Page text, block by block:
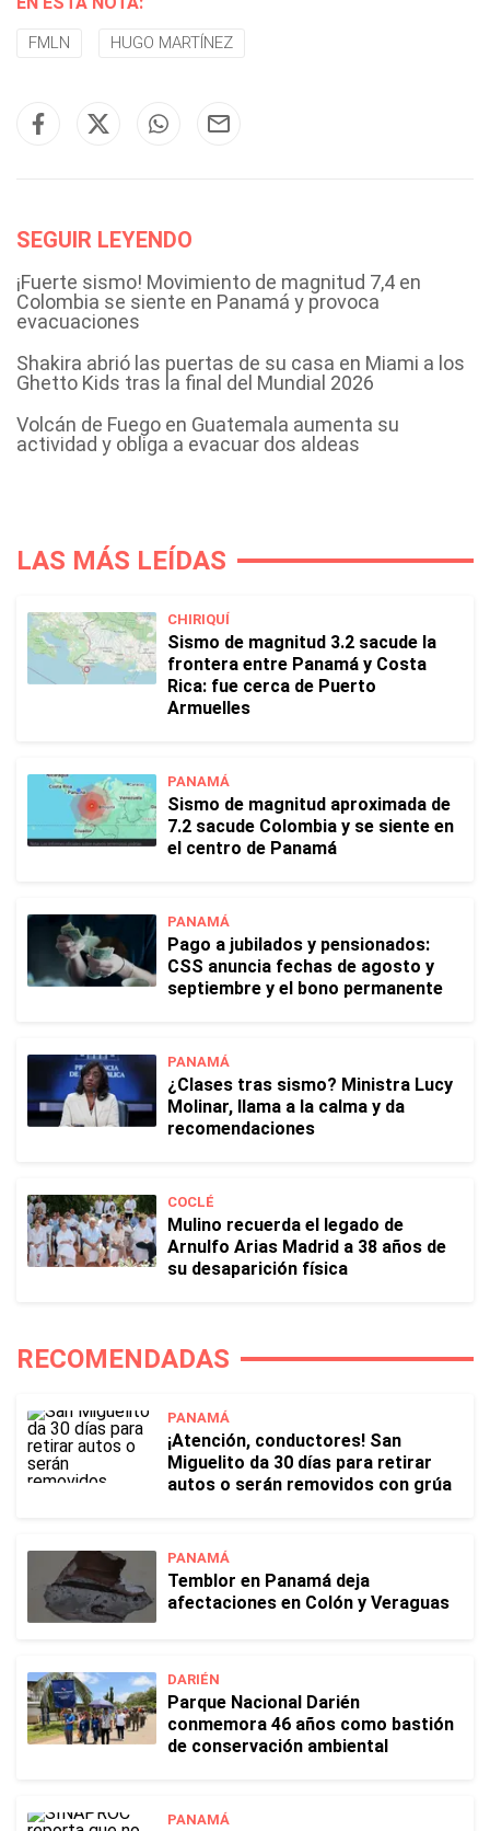
FMLN HUGO MARTÍNEZ
SEGUIR LEYENDO
¡Fuerte sismo! Movimiento de magnitud 7,4 en
Colombia se siente en Panamá y provoca
evacuaciones
Shakira abrió las puertas de su casa en Miami a los
Ghetto Kids tras la final del Mundial 2026
Volcán de Fuego en Guatemala aumenta su
actividad y obliga a evacuar dos aldeas
LAS MÁS LEÍDAS
CHIRIQUÍ
Sismo de magnitud 3.2 sacude la
frontera entre Panamá y Costa
Rica: fue cerca de Puerto
Armuelles
PANAMÁ
Sismo de magnitud aproximada de
7.2 sacude Colombia y se siente en
el centro de Panamá
PANAMÁ
Pago a jubilados y pensionados:
CSS anuncia fechas de agosto y
septiembre y el bono permanente
PANAMÁ
¿Clases tras sismo? Ministra Lucy
Molinar, llama a la calma y da
recomendaciones
COCLÉ
Mulino recuerda el legado de
Arnulfo Arias Madrid a 38 años de
su desaparición física
RECOMENDADAS
PANAMÁ
¡Atención, conductores! San
Miguelito da 30 días para retirar
autos o serán removidos con grúa
PANAMÁ
Temblor en Panamá deja
afectaciones en Colón y Veraguas
DARIÉN
Parque Nacional Darién
conmemora 46 años como bastión
de conservación ambiental
PANAMÁ